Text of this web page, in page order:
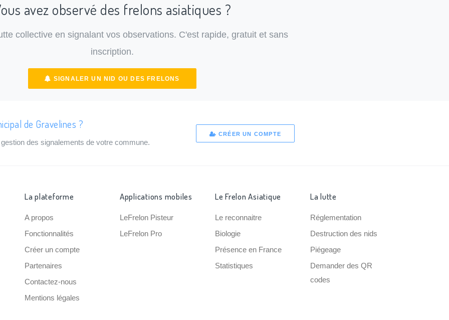
avez observé des frelons asiatiques ?
collective en signalant vos observations. C'est rapide, gratuit et sans
inscription.
SIGNALER UN NID OU DES FRELONS
de Gravelines ?
des signalements de votre commune.
CRÉER UN COMPTE
La plateforme
A propos
Fonctionnalités
Créer un compte
Partenaires
Contactez-nous
Mentions légales
Applications mobiles
LeFrelon Pisteur
LeFrelon Pro
Le Frelon Asiatique
Le reconnaitre
Biologie
Présence en France
Statistiques
La lutte
Réglementation
Destruction des nids
Piégeage
Demander des QR
codes